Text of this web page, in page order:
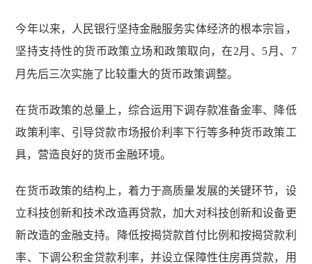
今年以来，人民银行坚持金融服务实体经济的根本宗旨，
坚持支持性的货币政策立场和政策取向，在2月、 5月、 7
月先后三次实施了比较重大的货币政策调整。
在货币政策的总量上，综合运用下调存款准备金率、降低
政策利率、引导贷款市场报价利率下行等多种货币政策工
具，营造良好的货币金融环境。
在货币政策的结构上，着力于高质量发展的关键环节，设
立科技创新和技术改造再贷款，加大对科技创新和设备更
新改造的金融支持。降低按揭贷款首付比例和按揭贷款利
率、下调公积金贷款利率，并设立保障性住房再贷款，用